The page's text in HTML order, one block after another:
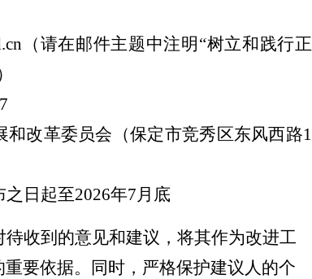
.cn （请在邮件主题中注明 “树立和践行正
和改革委员会（保定市竞秀区东风西路1
之日起至2026年7月底
收到的意见和建议，将其作为改进工
要依据。同时，严格保护建议人的个